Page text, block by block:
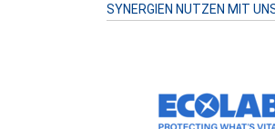
SYNERGIEN NUTZEN MIT